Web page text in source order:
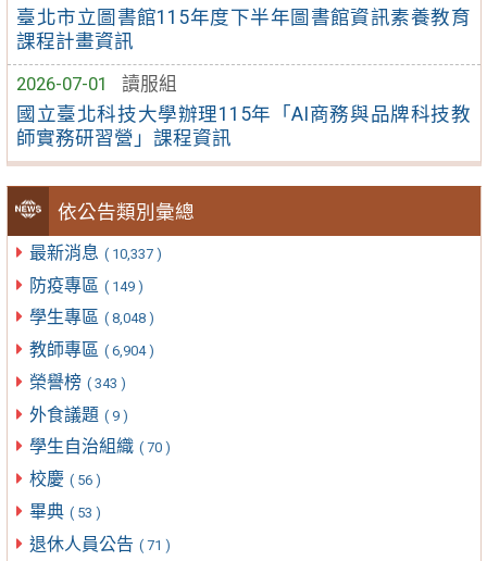
臺北市立圖書館115年度下半年圖書館資訊素養教育
課程計畫資訊
2026-07-01
讀服組
國立臺北科技大學辦理115年「AI商務與品牌科技教
師實務研習營」課程資訊
依公告類別彙總
最新消息 ( 10,337 )
防疫專區 ( 149 )
學生專區 ( 8,048 )
教師專區 ( 6,904 )
榮譽榜 ( 343 )
外食議題 ( 9 )
學生自治組織 ( 70 )
校慶 ( 56 )
畢典 ( 53 )
退休人員公告 ( 71 )